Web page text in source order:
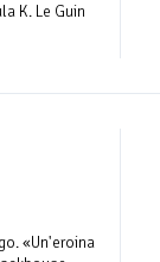
K. Le Guin
«Un'eroina